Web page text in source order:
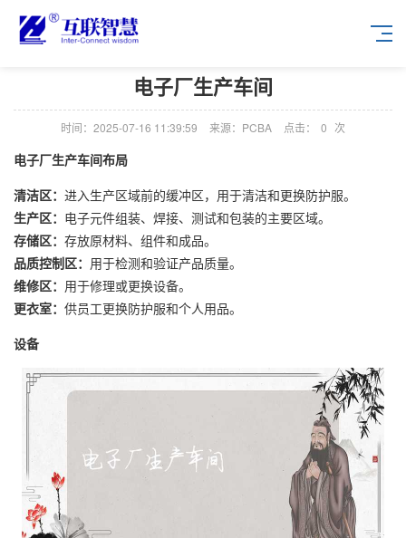
电子厂生产车间
时间：2025-07-16 11:39:59 来源：PCBA 点击： 0 次
电子厂生产车间布局
清洁区： 进入生产区域前的缓冲区，用于清洁和更换防护服。
生产区： 电子元件组装、焊接、测试和包装的主要区域。
存储区： 存放原材料、组件和成品。
品质控制区： 用于检测和验证产品质量。
维修区： 用于修理或更换设备。
更衣室： 供员工更换防护服和个人用品。
设备